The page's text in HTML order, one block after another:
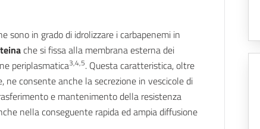
sono in grado di idrolizzare i carbapenemi in
che si fissa alla membrana esterna dei
periplasmatica3,4,5. Questa caratteristica, oltre
consente anche la secrezione in vescicole di
e mantenimento della resistenza
nella conseguente rapida ed ampia diffusione